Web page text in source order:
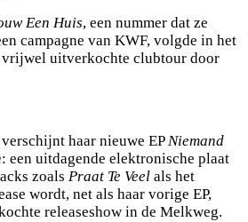
Een Huis, een nummer dat ze
campagne van KWF, volgde in het
vrijwel uitverkochte clubtour door
haar nieuwe EPNiemand
: een uitdagende elektronische plaat
zoals Praat Te Veel als het
wordt, net als haar vorige EP,
releaseshow in de Melkweg.